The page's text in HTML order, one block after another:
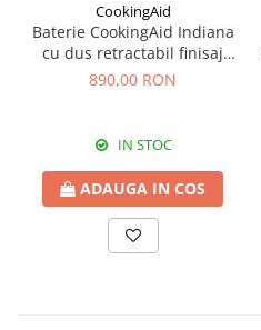
CookingAid
Baterie CookingAid Indiana
cu dus retractabil finisaj
granit Bej Pigmentat /
890,00 RON
IN STOC
ADAUGA IN COS